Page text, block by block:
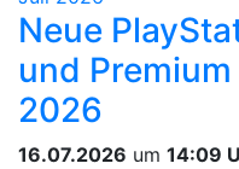
Neue
und
2026
16.07.2026 um 14:09